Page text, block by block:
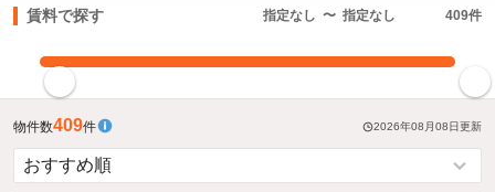
賃料で探す 指定なし 〜 指定なし 409件
物件数409件 2026年08月08日更新